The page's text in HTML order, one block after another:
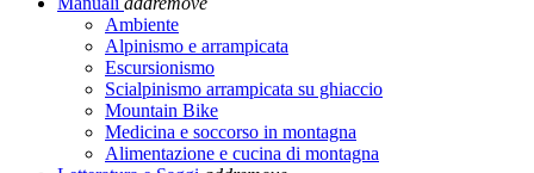
Ambiente
Alpinismo e arrampicata
Escursionismo
Scialpinismo arrampicata su ghiaccio
Mountain Bike
Medicina e soccorso in montagna
Alimentazione e cucina di montagna